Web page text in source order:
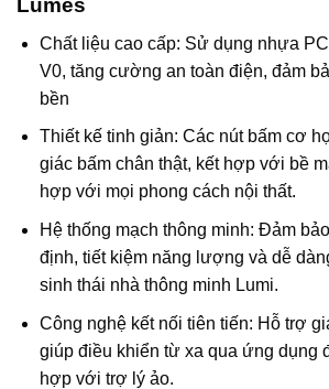
Lumes
Chất liệu cao cấp: Sử dụng nhựa
V0, tăng cường an toàn điện, đảm
bền
Thiết kế tinh giản: Các nút bấm cơ
giác bấm chân thật, kết hợp với bề
hợp với mọi phong cách nội thất.
Hệ thống mạch thông minh: Đảm
định, tiết kiệm năng lượng và dễ
sinh thái nhà thông minh Lumi.
Công nghệ kết nối tiên tiến: Hỗ trợ
giúp điều khiển từ xa qua ứng dụng
hợp với trợ lý ảo.